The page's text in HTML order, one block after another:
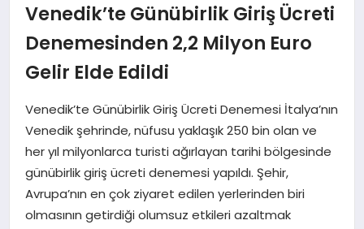
SAĞLIK
SIYASET
EKONOMI
DÜNYA
Venedik’te Günübirlik Giriş Ücreti
Denemesinden 2,2 Milyon Euro
Gelir Elde Edildi
Venedik’te Günübirlik Giriş Ücreti Denemesi İtalya’nın
Venedik şehrinde, nüfusu yaklaşık 250 bin olan ve
her yıl milyonlarca turisti ağırlayan tarihi bölgesinde
günübirlik giriş ücreti denemesi yapıldı. Şehir,
Avrupa’nın en çok ziyaret edilen yerlerinden biri
olmasının getirdiği olumsuz etkileri azaltmak